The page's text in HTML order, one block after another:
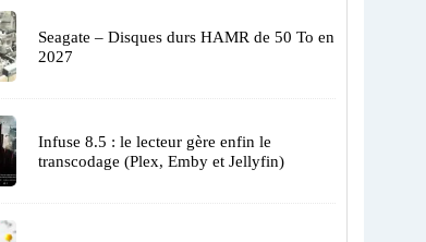
Seagate – Disques durs HAMR de 50 To en
2027
Infuse 8.5 : le lecteur gère enfin le
transcodage (Plex, Emby et Jellyfin)